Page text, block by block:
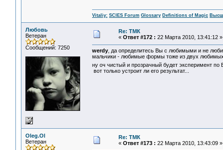
Vitaliy: SCIES Forum Glossary Definitions of Magic
Любовь
Ветеран
Сообщений: 7250
Re: ТМК
« Ответ #172 : 22 Марта 2010, 13:41:12 »
werdy , да определитесь Вы с любимыми и не
мальчики - любимые формы тоже из двух
ну оч чистый и прозрачный будет эксперимент по
вот только устроит ли его результат...
Oleg.Ol
Ветеран
Re: ТМК
« Ответ #173 : 22 Марта 2010, 13:43:09 »